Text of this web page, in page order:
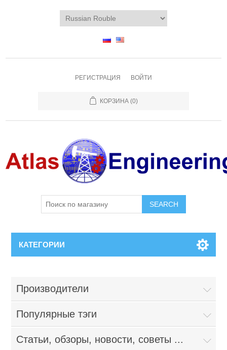
РЕГИСТРАЦИЯ ВОЙТИ
КОРЗИНА (0)
КАТЕГОРИИ
Производители
Популярные тэги
Статьи, обзоры, новости, советы ...